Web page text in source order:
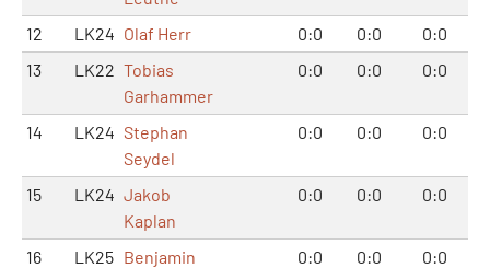
12 LK24 Olaf Herr 0:0 0:0
0:0
13
LK22 Tobias
Garhammer
0:0 0:0 0:0
14 LK24 Stephan
Seydel
0:0 0:0 0:0
15 LK24 Jakob
Kaplan
0:0 0:0 0:0
16 LK25 Benjamin
0:0 0:0 0:0